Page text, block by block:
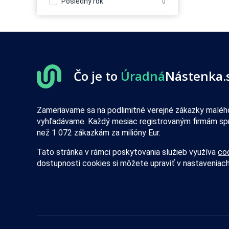
Balenie - obaly, výroba
baliacich materiálov
1
Bazény 33
Bezpečnosť - bezpečnostné
Bezpečnosť - dochádzkové
systémy
20
Bezpečnosť - dvere, okna,
mreže
13
106
Bezpečnosť - kamerové
systémy
192
systémy
Čo je to Úradná
Zameriavame sa na podlimitné verejné zákazky
vyhľadávame. Každý mesiac registrovaným firmám
než 1 072 zákazkám za milióny Eur.
Tato stránka v rámci poskytovania služieb využíva
dostupnosti cookies si môžete upraviť v